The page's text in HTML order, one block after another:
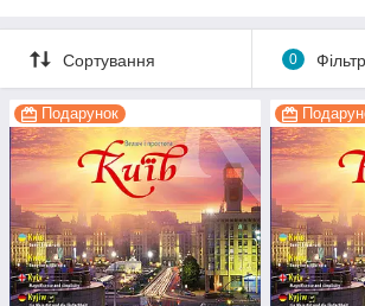
Цей альбом — не просто книга. Це
столиці!
саме серце Києва, та захопливі
текстианглійською,українською,
ю мовами.
Понад 1000 задоволених покупців уже
альбом у своїй колекції!
Формат: А4
64 сторінки + суперобкладинка
Безкоштовна доставка при замовленні
Сортування 0
Подарунок